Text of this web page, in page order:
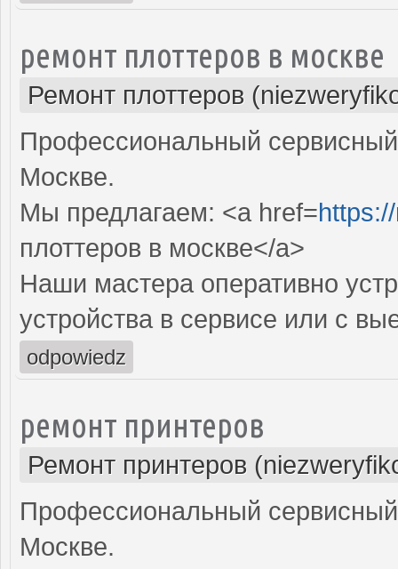
ремонт плоттеров в москве
Ремонт плоттеров
Профессиональный
Москве.
Мы предлагаем: <a href=
плоттеров в москве</a>
Наши мастера оперативно
устройства в сервисе или с
odpowiedz
ремонт принтеров
Ремонт принтеров
Профессиональный
Москве.